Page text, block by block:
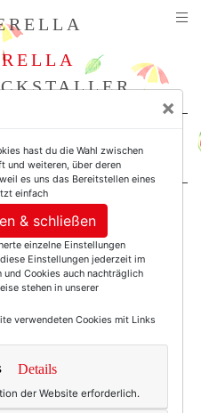
Not Girls.
Pass
2026!
schreiben.
lange im Kopf rum.
ihn besonders passend.
wenn sich
×
hast du die Wahl zwischen
und weiteren, über deren
es uns das Bereitstellen eines
einfach
& schließen
einzelne Einstellungen
Einstellungen jederzeit im
und Cookies auch nachträglich
stehen in unserer
verwendeten Cookies mit Links
Details
der Website erforderlich.